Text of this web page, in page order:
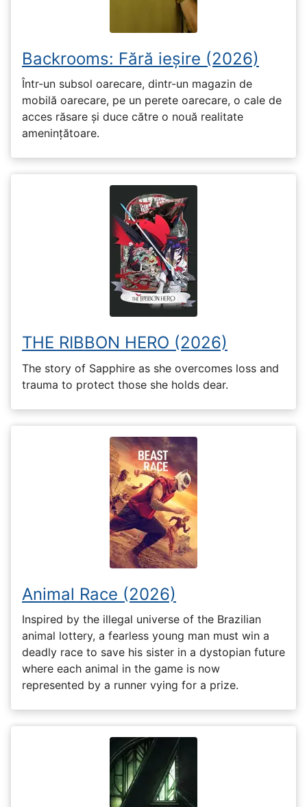
Backrooms: Fără ieșire (2026)
Într-un subsol oarecare, dintr-un magazin de
mobilă oarecare, pe un perete oarecare, o cale de
acces răsare și duce către o nouă realitate
amenințătoare.
THE RIBBON HERO (2026)
The story of Sapphire as she overcomes loss and
trauma to protect those she holds dear.
Animal Race (2026)
Inspired by the illegal universe of the Brazilian
animal lottery, a fearless young man must win a
deadly race to save his sister in a dystopian future
where each animal in the game is now
represented by a runner vying for a prize.